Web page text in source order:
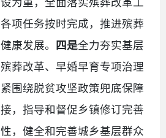
项任务按时完成，推进殡葬
康发展。 四是全力夯实基层
葬改革、早婚早育专项治理
围绕脱贫攻坚政策兜底保障
，指导和督促乡镇修订完善
，健全和完善城乡基层群众